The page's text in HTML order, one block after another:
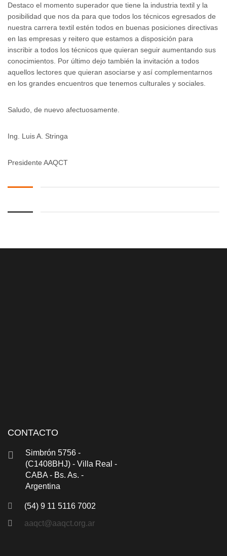
Destaco el momento superador que tiene la industria textil y la
posibilidad que nos da para que todos los técnicos egresados de
nuestra carrera textil estén todos en buenas posiciones directivas
en las empresas y reitero que estamos a disposición para
inscribir a todos los técnicos que quieran seguir aumentando sus
conocimientos. Por último dejo también la invitación a todos
aquellos lectores que quieran asociarse y así complementarnos
en los grandes encuentros que tenemos culturales y sociales.
Saludo, de nuevo afectuosamente.
Ing. Luis A. Stringa
Presidente AAQCT
CONTACTO
Simbrón 5756 -
(C1408BHJ) - Villa Real -
CABA - Bs. As. -
Argentina
(54) 9 11 5116 7002
aaqct@aaqct.org.ar